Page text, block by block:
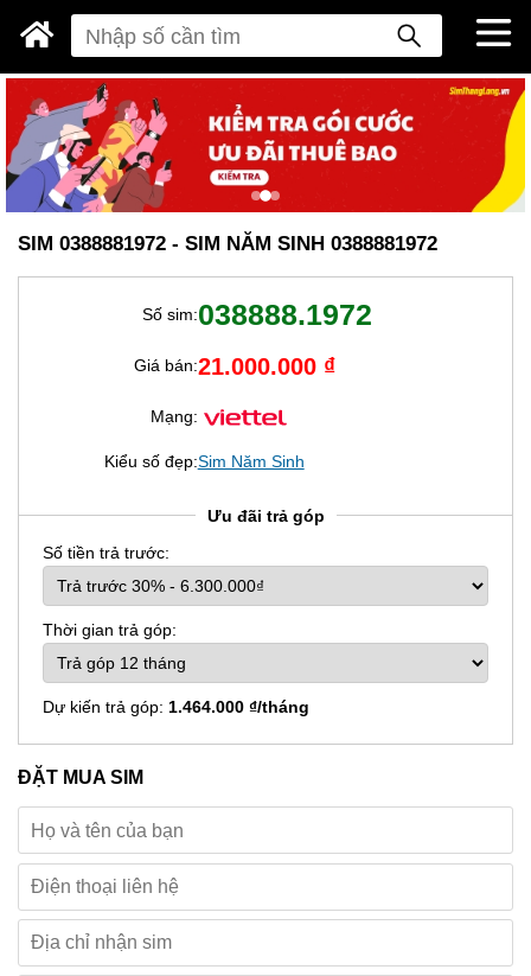
SIM 0388881972 - SIM NĂM SINH 0388881972
Số sim:038888.1972
Giá bán:21.000.000 ₫
Mạng:
Kiểu số đẹp:Sim Năm Sinh
Ưu đãi trả góp
Số tiền trả trước:
Thời gian trả góp:
Dự kiến trả góp: 1.464.000 ₫/tháng
ĐẶT MUA SIM